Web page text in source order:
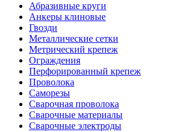
Абразивные круги
Анкеры клиновые
Гвозди
Металлические сетки
Метрический крепеж
Ограждения
Перфорированный крепеж
Проволока
Саморезы
Сварочная проволока
Сварочные материалы
Сварочные электроды